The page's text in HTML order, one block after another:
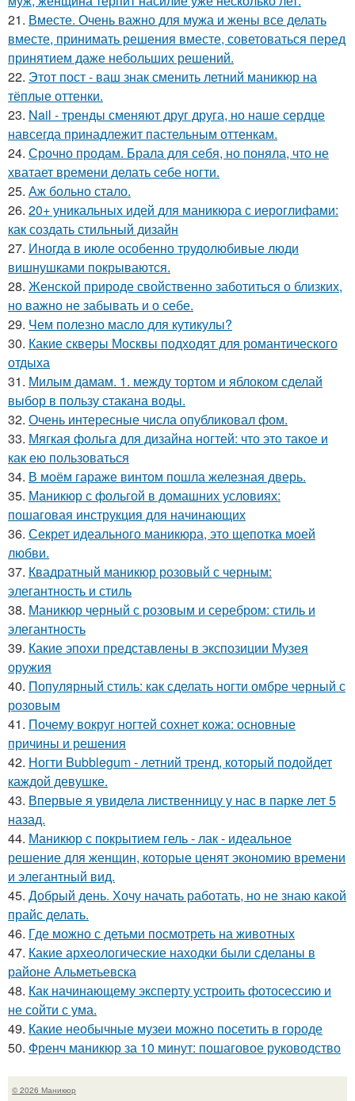
21. Вместе. Очень важно для мужа и жены все делать
вместе, принимать решения вместе, советоваться перед
принятием даже небольших решений.
22. Этот пост - ваш знак сменить летний маникюр на
тёплые оттенки.
23. Nail - тренды сменяют друг друга, но наше сердце
навсегда принадлежит пастельным оттенкам.
24. Срочно продам. Брала для себя, но поняла, что не
хватает времени делать себе ногти.
25. Аж больно стало.
26. 20+ уникальных идей для маникюра с иероглифами:
как создать стильный дизайн
27. Иногда в июле особенно трудолюбивые люди
вишнушками покрываются.
28. Женской природе свойственно заботиться о близких,
но важно не забывать и о себе.
29. Чем полезно масло для кутикулы?
30. Какие скверы Москвы подходят для романтического
отдыха
31. Милым дамам. 1. между тортом и яблоком сделай
выбор в пользу стакана воды.
32. Очень интересные числа опубликовал фом.
33. Мягкая фольга для дизайна ногтей: что это такое и
как ею пользоваться
34. В моём гараже винтом пошла железная дверь.
35. Маникюр с фольгой в домашних условиях:
пошаговая инструкция для начинающих
36. Секрет идеального маникюра, это щепотка моей
любви.
37. Квадратный маникюр розовый с черным:
элегантность и стиль
38. Маникюр черный с розовым и серебром: стиль и
элегантность
39. Какие эпохи представлены в экспозиции Музея
оружия
40. Популярный стиль: как сделать ногти омбре черный с
розовым
41. Почему вокруг ногтей сохнет кожа: основные
причины и решения
42. Ногти Bubblegum - летний тренд, который подойдет
каждой девушке.
43. Впервые я увидела лиственницу у нас в парке лет 5
назад.
44. Маникюр с покрытием гель - лак - идеальное
решение для женщин, которые ценят экономию времени
и элегантный вид.
45. Добрый день. Хочу начать работать, но не знаю какой
прайс делать.
46. Где можно с детьми посмотреть на животных
47. Какие археологические находки были сделаны в
районе Альметьевска
48. Как начинающему эксперту устроить фотосессию и
не сойти с ума.
49. Какие необычные музеи можно посетить в городе
50. Френч маникюр за 10 минут: пошаговое руководство
© 2026 Маникюр